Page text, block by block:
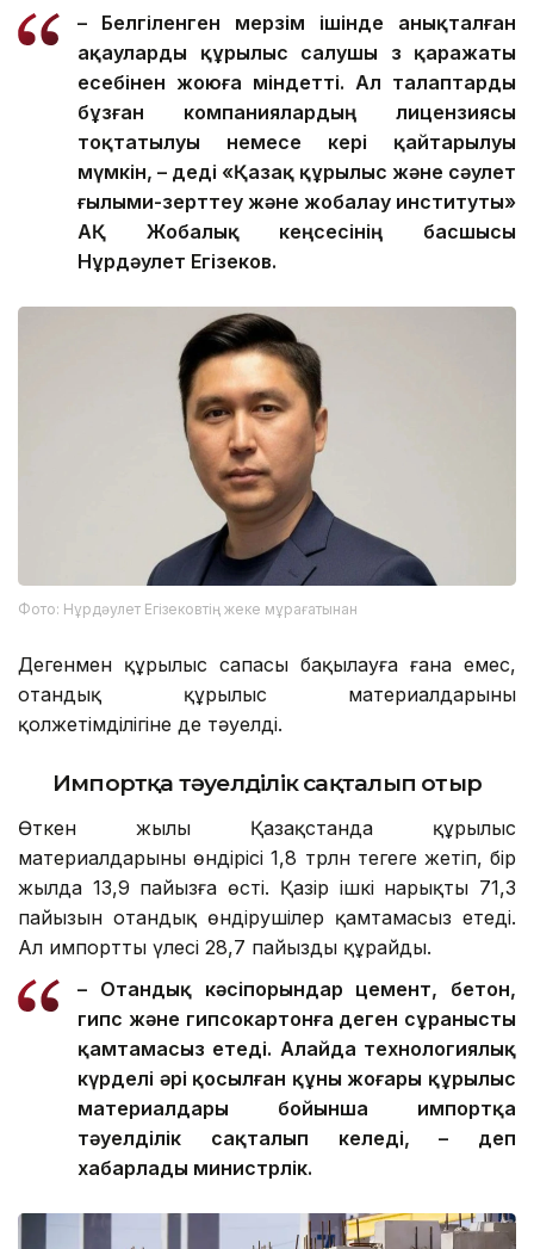
– Белгіленген мерзім ішінде анықталған
ақауларды құрылыс салушы өз қаражаты
есебінен жоюға міндетті. Ал талаптарды
бұзған компаниялардың лицензиясы
тоқтатылуы немесе кері қайтарылуы
мүмкін, – деді «Қазақ құрылыс және сәулет
ғылыми-зерттеу және жобалау институты»
АҚ Жобалық кеңсесінің басшысы
Нұрдәулет Егізеков.
Фото: Нұрдәулет Егізековтің жеке мұрағатынан
Дегенмен құрылыс сапасы бақылауға ғана емес,
отандық құрылыс материалдарының
қолжетімділігіне де тәуелді.
Импортқа тәуелділік сақталып отыр
Өткен жылы Қазақстанда құрылыс
материалдарының өндірісі 1,8 трлн теңгеге жетіп, бір
жылда 13,9 пайызға өсті. Қазір ішкі нарықтың 71,3
пайызын отандық өндірушілер қамтамасыз етеді.
Ал импорттың үлесі 28,7 пайызды құрайды.
– Отандық кәсіпорындар цемент, бетон,
гипс және гипсокартонға деген сұранысты
қамтамасыз етеді. Алайда технологиялық
күрделі әрі қосылған құны жоғары құрылыс
материалдары бойынша импортқа
тәуелділік сақталып келеді, – деп
хабарлады министрлік.